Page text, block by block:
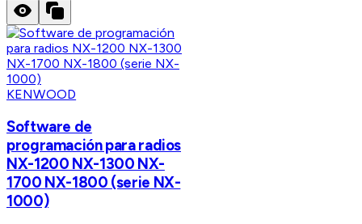
KENWOOD
Software de
programación para radios
NX-1200 NX-1300 NX-
1700 NX-1800 (serie NX-
1000)